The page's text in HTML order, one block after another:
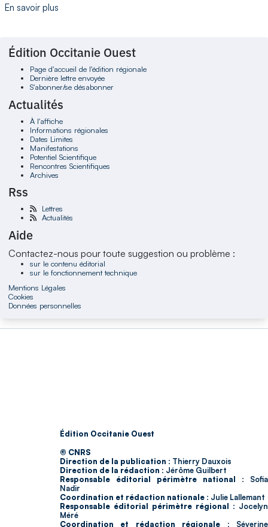
En savoir plus
Édition Occitanie Ouest
Page d'accueil de l'édition régionale
Dernière lettre envoyée
S'abonner/se désabonner
Actualités
À l'affiche
Informations régionales
Dates Limites
Manifestations
Potentiel Scientifique
Rencontres Scientifiques
Archives
Rss
Lettres
Actualités
Aide
Contactez-nous pour toute suggestion ou problème :
sur le contenu éditorial
sur le fonctionnement technique
Mentions Légales
Cookies
Données personnelles
Édition Occitanie Ouest
© CNRS
Direction de la publication : Thierry Dauxois
Direction de la rédaction : Jérôme Guilbert
Responsable éditorial périmètre national : Sofia
Nadir
Coordination et rédaction nationale : Julie Lallemant
Responsable éditorial périmètre régional : Jocelyn
Méré
Coordination et rédaction régionale : Séverine